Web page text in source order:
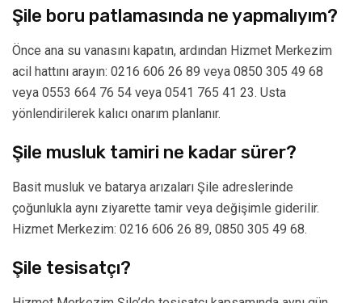
Şile boru patlamasında ne yapmalıyım?
Önce ana su vanasını kapatın, ardından Hizmet Merkezim
acil hattını arayın: 0216 606 26 89 veya 0850 305 49 68
veya 0553 664 76 54 veya 0541 765 41 23. Usta
yönlendirilerek kalıcı onarım planlanır.
Şile musluk tamiri ne kadar sürer?
Basit musluk ve batarya arızaları Şile adreslerinde
çoğunlukla aynı ziyarette tamir veya değişimle giderilir.
Hizmet Merkezim: 0216 606 26 89, 0850 305 49 68.
Şile tesisatçı?